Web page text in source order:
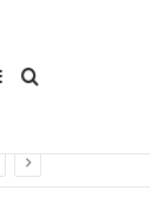
Sidebar
Traži